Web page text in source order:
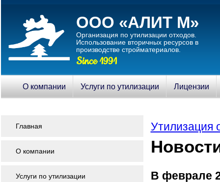
ООО «АЛИТ М»
Организация по утилизации отходов.
Использование вторичныx ресурсов в
производстве стройматериалов.
Since 1991
О компании Услуги по утилизации Лицензии
Утилизация
В феврале
Главная
О компании
Услуги по утилизации